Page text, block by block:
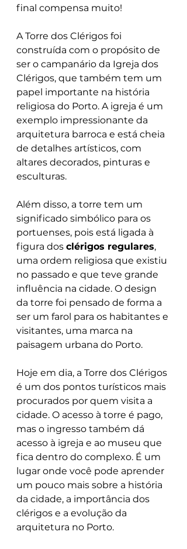
final compensa muito!
A Torre dos Clérigos foi
construída com o propósito de
ser o campanário da Igreja dos
Clérigos, que também tem um
papel importante na história
religiosa do Porto. A igreja é um
exemplo impressionante da
arquitetura barroca e está cheia
de detalhes artísticos, com
altares decorados, pinturas e
esculturas.
Além disso, a torre tem um
significado simbólico para os
portuenses, pois está ligada à
figura dos clérigos regulares,
uma ordem religiosa que existiu
no passado e que teve grande
influência na cidade. O design
da torre foi pensado de forma a
ser um farol para os habitantes e
visitantes, uma marca na
paisagem urbana do Porto.
Hoje em dia, a Torre dos Clérigos
é um dos pontos turísticos mais
procurados por quem visita a
cidade. O acesso à torre é pago,
mas o ingresso também dá
acesso à igreja e ao museu que
fica dentro do complexo. É um
lugar onde você pode aprender
um pouco mais sobre a história
da cidade, a importância dos
clérigos e a evolução da
arquitetura no Porto.